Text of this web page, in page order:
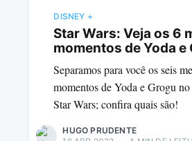
DISNEY +
Star Wars: Veja os 6
momentos de Yoda e
Separamos para você os seis
momentos de Yoda e Grogu
Star Wars; confira quais são!
HUGO PRUDENTE